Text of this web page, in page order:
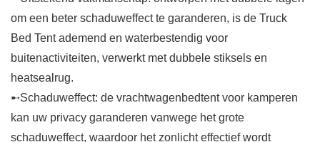
om een beter schaduweffect te garanderen, is de Truck
Bed Tent ademend en waterbestendig voor
buitenactiviteiten, verwerkt met dubbele stiksels en
heatsealrug.
➸Schaduweffect: de vrachtwagenbedtent voor kamperen
kan uw privacy garanderen vanwege het grote
schaduweffect, waardoor het zonlicht effectief wordt